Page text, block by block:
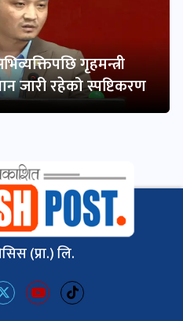
गृहमन्त्री
जारी रहेको स्पष्टिकरण
(प्रा.) लि.